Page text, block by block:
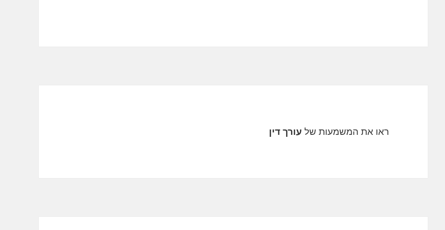
ראו את המשמעות של עורך דין